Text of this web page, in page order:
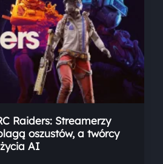
Raiders: Streamerzy
oszustów, a twórcy
AI